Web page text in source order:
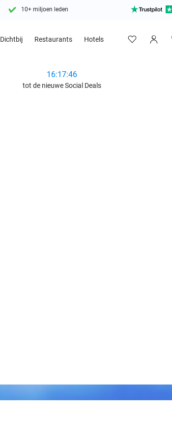
10+ miljoen leden
Dichtbij Restaurants Hotels
16:17:44
tot de nieuwe Social Deals